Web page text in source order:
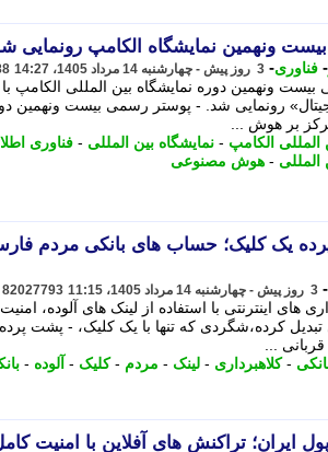
ونهمین نمایشگاه الکامپ رونمایی
- فناوری- 3 روز پیش - چهارشنبه 14 مرداد 1405، 14:27
ونهمین دوره نمایشگاه بین المللی
رونمایی شد. - پوستر رسمی بیست ونهمین
بر هوش ...
المللی الکامپ - نمایشگاه بین المللی - فناوری
المللی - هوش مصنوعی
یک کلیک؛ حساب های بانکی مردم
- 3 روز پیش - چهارشنبه 14 مرداد 1405، 11:15 82027793
های اینترنتی با استفاده از لینک های آلوده،
کرده،شگردی که تنها با یک کلیک، - پشت
...
-کلاهبرداری - لینک - مردم -کلیک - آلوده -
ایران؛ تراکنش های آفلاین با امنیت